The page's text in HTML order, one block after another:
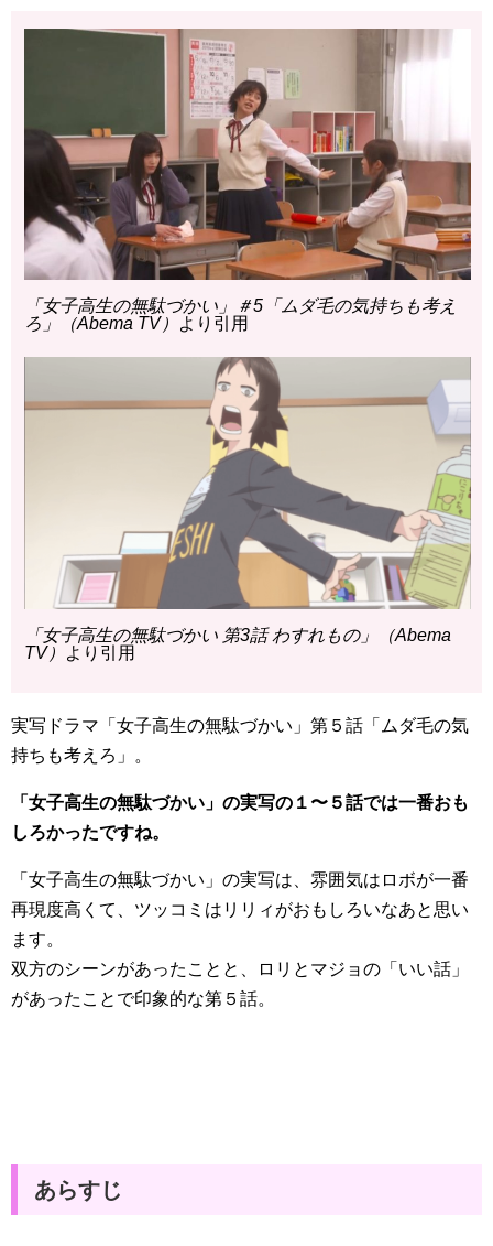
「女子高生の無駄づかい」＃5「ムダ毛の気持ちも考え
ろ」（Abema TV）
より引用
「女子高生の無駄づかい 第3話 わすれもの」（Abema
TV）
より引用
実写ドラマ「女子高生の無駄づかい」第５話「ムダ毛の気
持ちも考えろ」。
「女子高生の無駄づかい」の実写の１〜５話では一番おも
しろかったですね。
「女子高生の無駄づかい」の実写は、雰囲気はロボが一番
再現度高くて、ツッコミはリリィがおもしろいなあと思い
ます。
双方のシーンがあったことと、ロリとマジョの「いい話」
があったことで印象的な第５話。
あらすじ